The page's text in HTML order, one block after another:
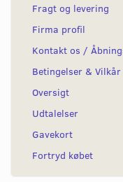
Fragt og levering
Firma profil
Kontakt os /
Betingelser & Vilkår
Oversigt
Udtalelser
Gavekort
Fortryd købet